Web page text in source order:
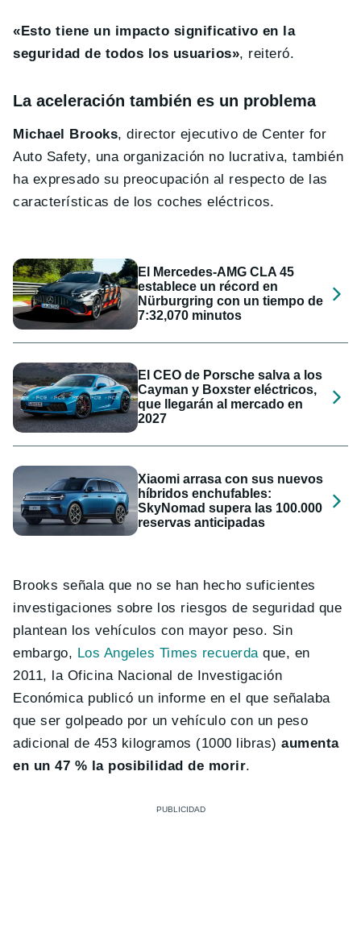
«Esto tiene un impacto significativo en la
seguridad de todos los usuarios», reiteró.
La aceleración también es un problema
Michael Brooks, director ejecutivo de Center for
Auto Safety, una organización no lucrativa, también
ha expresado su preocupación al respecto de las
características de los coches eléctricos.
El Mercedes-AMG CLA 45
establece un récord en
Nürburgring con un tiempo de
7:32,070 minutos
El CEO de Porsche salva a los
Cayman y Boxster eléctricos,
que llegarán al mercado en
2027
Xiaomi arrasa con sus nuevos
híbridos enchufables:
SkyNomad supera las 100.000
reservas anticipadas
Brooks señala que no se han hecho suficientes
investigaciones sobre los riesgos de seguridad que
plantean los vehículos con mayor peso. Sin
embargo, Los Angeles Times recuerdaque, en
2011, la Oficina Nacional de Investigación
Económica publicó un informe en el que señalaba
que ser golpeado por un vehículo con un peso
adicional de 453 kilogramos (1000 libras)aumenta
en un 47 % la posibilidad de morir.